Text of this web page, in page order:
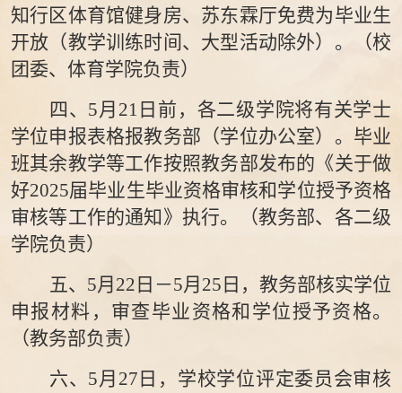
知行区体育馆健身房、苏东霖厅免费为毕业生
开放（教学训练时间、大型活动除外）。（校
团委、体育学院负责）
四、 5月 21 日前，各二级学院将有关学士
学位申报表格报教务部 （学位办公室）。 毕业
班其余教学等工作按照教务部发布的《关于做
好2025届毕业生毕业资格审核和学位授予资格
审核等工作的通知》执行。
（教务部、 各二级
学院负责）
五、 5月 22 日 －5月 25 日，教务部核实学位
申报材料，审查毕业资格和学位授予资格。
（教务部负责）
六、 5月 27日 ，学校学位评定委员会审核